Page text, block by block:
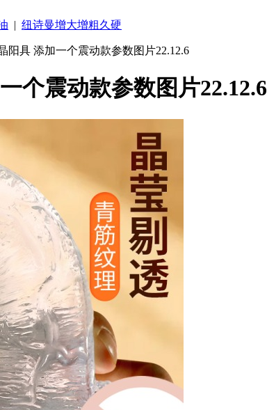
| 纽诗曼增大增粗久硬
阳具 添加一个震动款参数图片22.12.6
个震动款参数图片22.12.6